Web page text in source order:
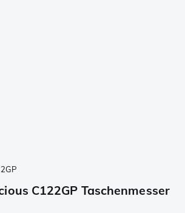
C122GP Taschenmesser